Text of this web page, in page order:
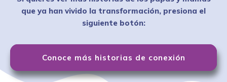
que ya han vivido la transformación, presiona el
siguiente botón:
Conoce más historias de conexión